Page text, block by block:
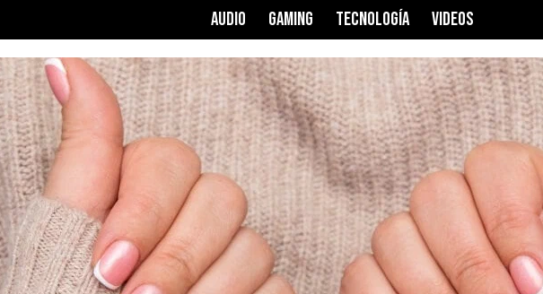
AUDIO GAMING TECNOLOGÍA VIDEOS